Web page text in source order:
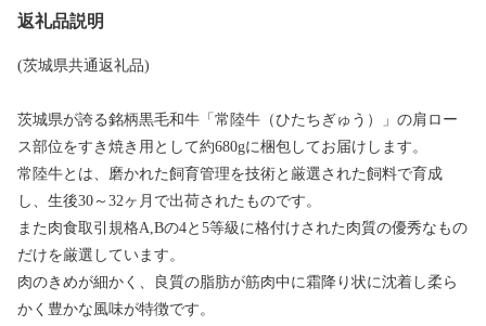
返礼品説明
(茨城県共通返礼品)
茨城県が誇る銘柄黒毛和牛「常陸牛（ひたちぎゅう）」の肩ロー
ス部位をすき焼き用として約680gに梱包してお届けします。
常陸牛とは、磨かれた飼育管理を技術と厳選された飼料で育成
し、生後30～32ヶ月で出荷されたものです。
また肉食取引規格A,Bの4と5等級に格付けされた肉質の優秀なもの
だけを厳選しています。
肉のきめが細かく、良質の脂肪が筋肉中に霜降り状に沈着し柔ら
かく豊かな風味が特徴です。